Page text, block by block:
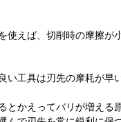
使えば、切削時の摩擦が
い工具は刃先の摩耗が早
とかえってバリが増える